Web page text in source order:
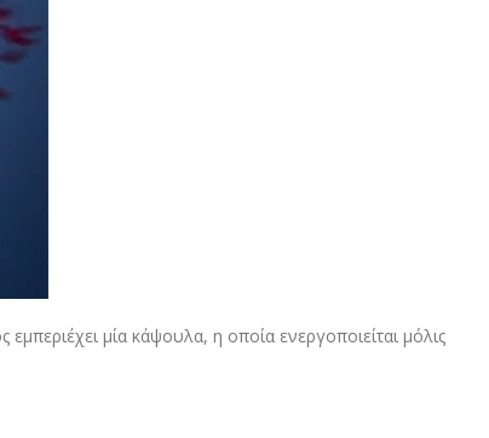
μία κάψουλα, η οποία ενεργοποιείται μόλις